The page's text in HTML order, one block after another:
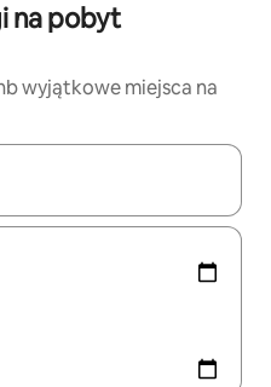
na pobyt
wyjątkowe miejsca na
poruszać się po nich za